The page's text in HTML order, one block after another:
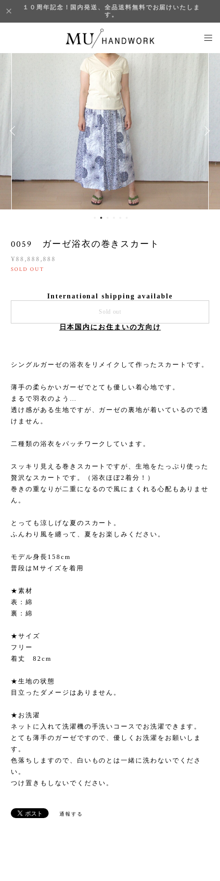
１０周年記念！国内発送、全品送料無料でお届けいたしま
す。
0059 ガーゼ浴衣の巻きスカート
¥88,888,888
SOLD OUT
International shipping available
Sold out
日本国内にお住まいの方向け
シングルガーゼの浴衣をリメイクして作ったスカートです。
薄手の柔らかいガーゼでとても優しい着心地です。
まるで羽衣のよう…
透け感がある生地ですが、ガーゼの裏地が着いているので透
けません。
二種類の浴衣をパッチワークしています。
スッキリ見える巻きスカートですが、生地をたっぷり使った
贅沢なスカートです。（浴衣ほぼ2着分！）
巻きの重なりが二重になるので風にまくれる心配もありませ
ん。
とっても涼しげな夏のスカート。
ふんわり風を纏って、夏をお楽しみください。
モデル身長158cm
普段はMサイズを着用
★素材
表：綿
裏：綿
★サイズ
フリー
着丈 82cm
★生地の状態
目立ったダメージはありません。
★お洗濯
ネットに入れて洗濯機の手洗いコースでお洗濯できます。
とても薄手のガーゼですので、優しくお洗濯をお願いしま
す。
色落ちしますので、白いものとは一緒に洗わないでくださ
い。
つけ置きもしないでください。
通報する